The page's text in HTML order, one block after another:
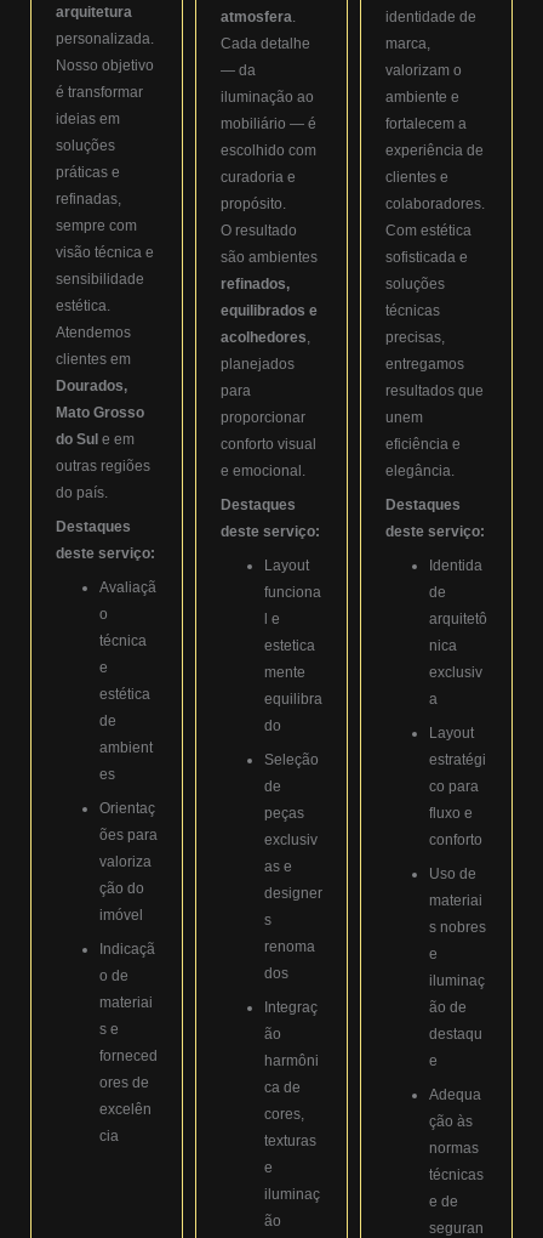
arquitetura
personalizada.
Nosso objetivo
é transformar
ideias em
soluções
práticas e
refinadas,
sempre com
visão técnica e
sensibilidade
estética.
Atendemos
clientes em
Dourados,
Mato Grosso
do Sul e em
outras regiões
do país.
Destaques
deste serviço:
Avaliaçã
o
técnica
e
estética
de
ambient
es
Orientaç
ões para
valoriza
ção do
imóvel
Indicaçã
o de
materiai
s e
forneced
ores de
excelên
cia
atmosfera
Cada detalhe
— da
iluminação ao
mobiliário — é
escolhido com
curadoria e
propósito.
O resultado
são ambientes
refinados,
equilibrados e
acolhedores
planejados
para
proporcionar
conforto visual
e emocional.
Destaques
deste serviço:
Layout
funciona
l e
estetica
mente
equilibra
do
Seleção
de
peças
exclusiv
as e
designer
s
renoma
dos
Integraç
ão
harmôni
ca de
cores,
texturas
e
iluminaç
ão
identidade de
marca,
valorizam o
ambiente e
fortalecem a
experiência de
clientes e
colaboradores.
Com estética
sofisticada e
soluções
técnicas
precisas,
entregamos
resultados que
unem
eficiência e
elegância.
Destaques
deste serviço:
Identida
de
arquitetô
nica
exclusiv
a
Layout
estratégi
co para
fluxo e
conforto
Uso de
materiai
s nobres
e
iluminaç
ão de
destaqu
e
Adequa
ção às
normas
técnicas
e de
seguran